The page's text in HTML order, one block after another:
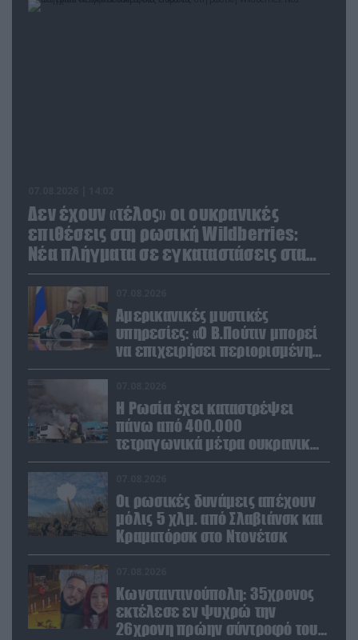
Δεν έχουν «τέλος» οι ουκρανικές
επιθέσεις στη ρωσική Wildberries:
Νέα πλήγματα σε εγκαταστάσεις στα
Ουράλια
Αμερικανικές μυστικές
υπηρεσίες: «Ο Β.Πούτιν μπορεί
να επιχειρήσει περιορισμένη
στρατιωτική επιχείρηση στην
Η Ρωσία έχει καταστρέψει
πάνω από 400.000
τετραγωνικά μέτρα ουκρανικών
εγκαταστάσεων τον Ιούλιο
Οι ρωσικές δυνάμεις απέχουν
μόλις 5 χλμ. από Σλαβιάνσκ και
Κραματόρσκ στο Ντονέτσκ
Κωνσταντινούπολη: 35χρονος
εκτέλεσε εν ψυχρώ την
26χρονη πρώην σύντροφό του